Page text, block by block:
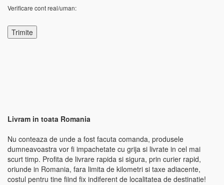
Verificare cont real/uman:
Livram in toata Romania
Nu conteaza de unde a fost facuta comanda, produsele
dumneavoastra vor fi impachetate cu grija si livrate in cel mai
scurt timp. Profita de livrare rapida si sigura, prin curier rapid,
oriunde in Romania, fara limita de kilometri si taxe adiacente,
costul pentru tine fiind fix indiferent de localitatea de destinatie!